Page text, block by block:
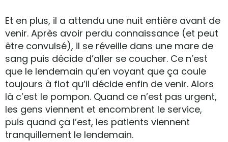
Et en plus, il a attendu une nuit entière avant de
venir. Après avoir perdu connaissance (et peut
être convulsé), il se réveille dans une mare de
sang puis décide d’aller se coucher. Ce n’est
que le lendemain qu’en voyant que ça coule
toujours à flot qu’il décide enfin de venir. Alors
là c’est le pompon. Quand ce n’est pas urgent,
les gens viennent et encombrent le service,
puis quand ça l’est, les patients viennent
tranquillement le lendemain.